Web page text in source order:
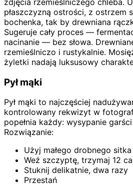
płaszczyzną ostrości, z ostrzem
bochenka, tak by drewniana
Sugeruje cały proces —
nacinanie — bez słowa.
rzemieślniczo i rustykalnie.
żyletki nadają luksusowy
Pył mąki
Pył mąki to najczęściej
kontrolowany rekwizyt w
popełnia każdy: wysypanie
Rozwiązanie:
Użyj małego drobnego sitka
Weź szczyptę, trzymaj 12
Stuknij delikatnie, dwa razy
Przestań